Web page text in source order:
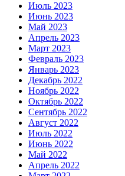
Июль 2023
Июнь 2023
Май 2023
Апрель 2023
Март 2023
Февраль 2023
Январь 2023
Декабрь 2022
Ноябрь 2022
Октябрь 2022
Сентябрь 2022
Август 2022
Июль 2022
Июнь 2022
Май 2022
Апрель 2022